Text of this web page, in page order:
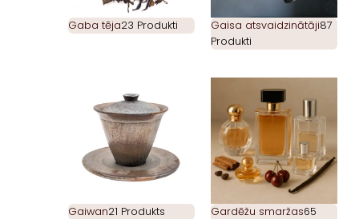
Gaba tēja23 Produkti Gaisa atsvaidzinātāji87
Produkti
Gaiwan21 Produkts Gardēžu smaržas65